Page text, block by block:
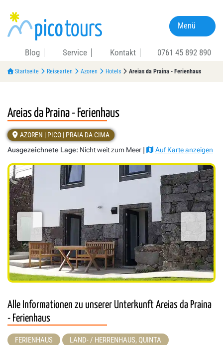
Blog Service Kontakt 0761 45 892 890
Menü
Startseite Reisearten Azoren Hotels Areias da Praina - Ferienhaus
Areias da Praina - Ferienhaus
AZOREN | PICO | PRAIA DA CIMA
Ausgezeichnete Lage: Nicht weit zum Meer | Auf Karte anzeigen
Alle Informationen zu unserer Unterkunft Areias da Praina
- Ferienhaus
FERIENHAUS LAND- / HERRENHAUS, QUINTA